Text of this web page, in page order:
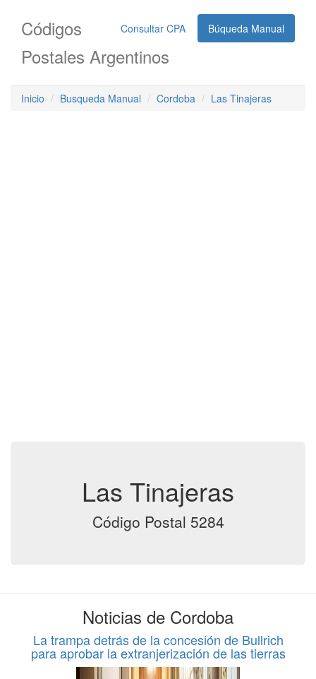
Consultar CPA Búqueda Manual
Códigos
Postales Argentinos
Inicio Busqueda Manual Cordoba Las Tinajeras
Las Tinajeras
Código Postal 5284
Noticias de Cordoba
La trampa detrás de la concesión de Bullrich
para aprobar la extranjerización de las tierras